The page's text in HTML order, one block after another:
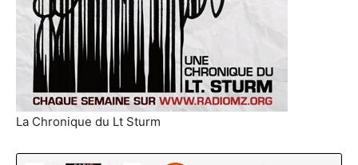
La Chronique du Lt Sturm